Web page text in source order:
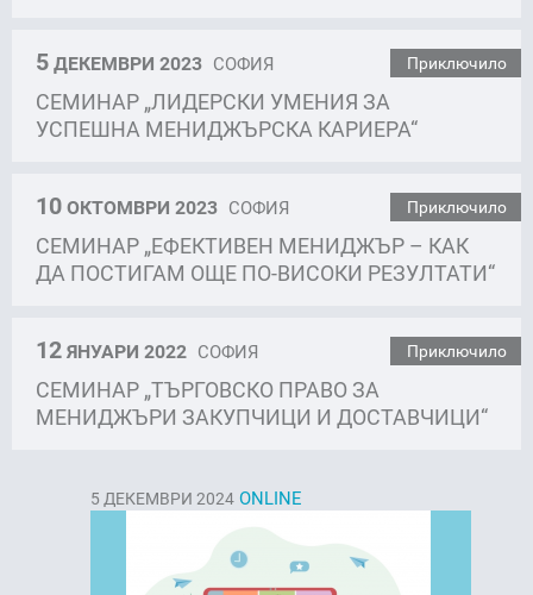
Приключило
5ДЕКЕМВРИ 2023 СОФИЯ
СЕМИНАР „ЛИДЕРСКИ УМЕНИЯ ЗА
УСПЕШНА МЕНИДЖЪРСКА КАРИЕРА“
Приключило
10ОКТОМВРИ 2023 СОФИЯ
СЕМИНАР „ЕФЕКТИВЕН МЕНИДЖЪР – КАК
ДА ПОСТИГАМ ОЩЕ ПО-ВИСОКИ РЕЗУЛТАТИ“
Приключило
12ЯНУАРИ 2022 СОФИЯ
СЕМИНАР „TЪРГОВСКО ПРАВО ЗА
МЕНИДЖЪРИ ЗАКУПЧИЦИ И ДОСТАВЧИЦИ“
5 ДЕКЕМВРИ 2024 ONLINE